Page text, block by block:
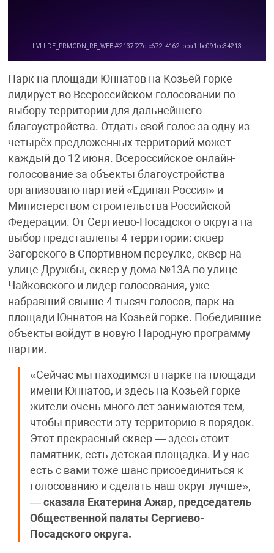
Парк на площади Юннатов на Козьей горке
лидирует во Всероссийском голосовании по
выбору территории для дальнейшего
благоустройства. Отдать свой голос за одну из
четырёх предложенных территорий может
каждый до 12 июня. Всероссийское онлайн-
голосование за объекты благоустройства
организовано партией «Единая Россия» и
Министерством строительства Российской
Федерации. От Сергиево-Посадского округа на
выбор представлены 4 территории: сквер
Загорского в Спортивном переулке, сквер на
улице Дружбы, сквер у дома №13А по улице
Чайковского и лидер голосования, уже
набравший свыше 4 тысяч голосов, парк на
площади Юннатов на Козьей горке. Победившие
объекты войдут в новую Народную программу
партии.
«Сейчас мы находимся в парке на площади
имени Юннатов, и здесь на Козьей горке
жители очень много лет занимаются тем,
чтобы привести эту территорию в порядок.
Этот прекрасный сквер — здесь стоит
памятник, есть детская площадка. И у нас
есть с вами тоже шанс присоединиться к
голосованию и сделать наш округ лучше»,
—сказала Екатерина Ажар, председатель
Общественной палаты Сергиево-
Посадского округа.